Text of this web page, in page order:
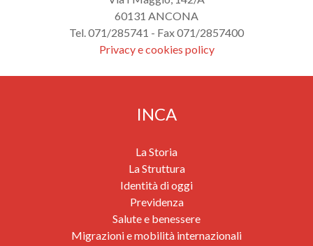
60131 ANCONA
Tel. 071/285741 - Fax 071/2857400
Privacy e cookies policy
INCA
La Storia
La Struttura
Identità di oggi
Previdenza
Salute e benessere
Migrazioni e mobilità internazionali